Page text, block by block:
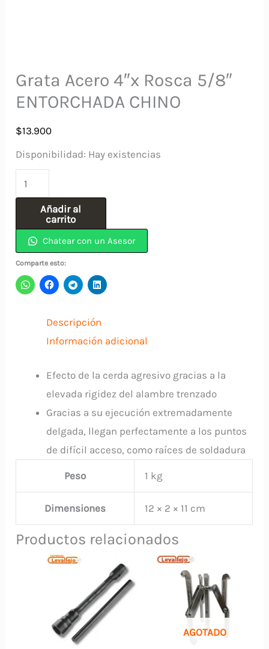
Grata Acero 4″x Rosca 5/8″
ENTORCHADA CHINO
$13.900
Disponibilidad: Hay existencias
Acero
Rosca
5/8"
ENTORCHADA
CHINO
Añadir al
carrito
Chatear con un Asesor
Comparte esto:
Descripción
Información adicional
Efecto de la cerda agresivo gracias a la
elevada rigidez del alambre trenzado
Gracias a su ejecución extremadamente
delgada, llegan perfectamente a los puntos
de difícil acceso, como raíces de soldadura
Peso 1 kg
Dimensiones 12 × 2 × 11 cm
Productos relacionados
AGOTADO